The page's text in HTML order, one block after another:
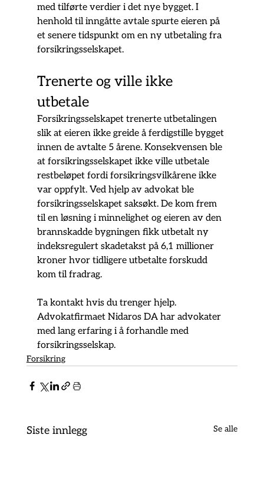
med tilførte verdier i det nye bygget. I
henhold til inngåtte avtale spurte eieren på
et senere tidspunkt om en ny utbetaling fra
forsikringsselskapet.
Trenerte og ville ikke
utbetale
Forsikringsselskapet trenerte utbetalingen
slik at eieren ikke greide å ferdigstille bygget
innen de avtalte 5 årene. Konsekvensen ble
at forsikringsselskapet ikke ville utbetale
restbeløpet fordi forsikringsvilkårene ikke
var oppfylt. Ved hjelp av advokat ble
forsikringsselskapet saksøkt. De kom frem
til en løsning i minnelighet og eieren av den
brannskadde bygningen fikk utbetalt ny
indeksregulert skadetakst på 6,1 millioner
kroner hvor tidligere utbetalte forskudd
kom til fradrag.
Ta kontakt hvis du trenger hjelp.
Advokatfirmaet Nidaros DA har advokater
med lang erfaring i å forhandle med
forsikringsselskap.
Forsikring
Siste innlegg Se alle